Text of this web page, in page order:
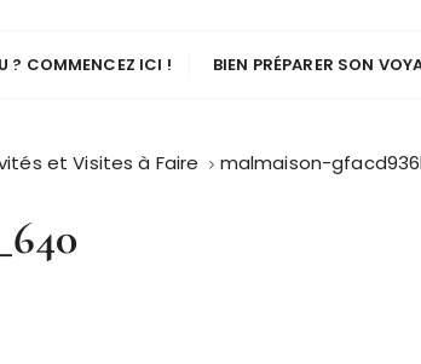
? COMMENCEZ ICI ! BIEN PRÉPARER SON
et Visites à Faire malmaison-